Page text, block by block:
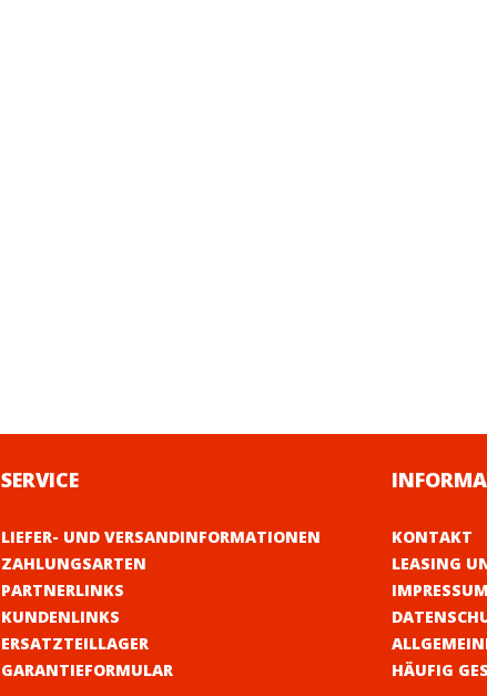
SERVICE
LIEFER- UND VERSANDINFORMATIONEN
ZAHLUNGSARTEN
PARTNERLINKS
KUNDENLINKS
ERSATZTEILLAGER
GARANTIEFORMULAR
KONTAKT
LEASING
HÄUFIG